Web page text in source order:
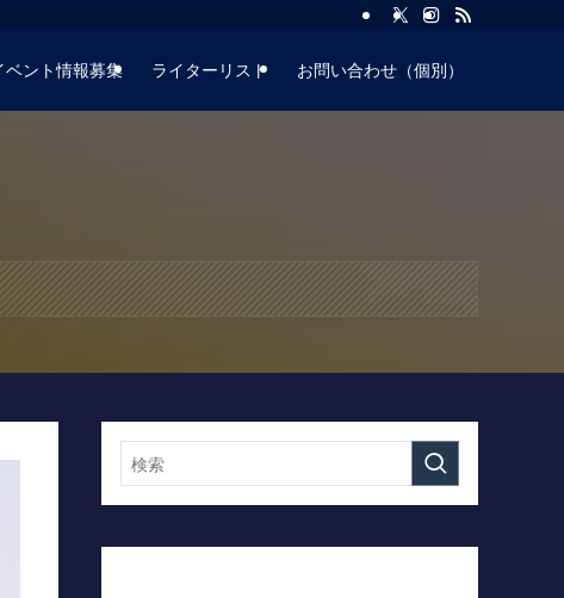
ベント情報募集 ライターリスト お問い合わせ（個別）